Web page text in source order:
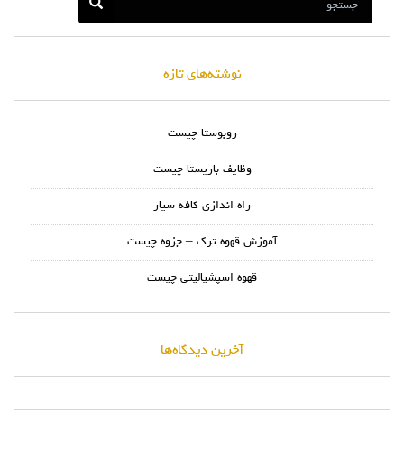
نوشته‌های تازه
روبوستا چیست
وظایف باریستا چیست
راه اندازی کافه سیار
آموزش قهوه ترک – جزوه چیست
قهوه اسپشیالیتی چیست
آخرین دیدگاه‌ها